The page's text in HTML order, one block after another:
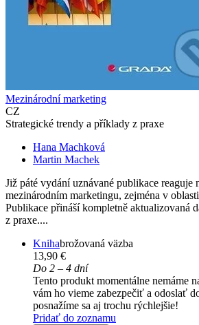
Mezinárodní marketing
CZ
Strategické trendy a příklady z praxe
Hana Machková
Martin Machek
Již páté vydání uznávané publikace
mezinárodním marketingu, zejména v
Publikace přináší kompletně aktualizovaná
z praxe....
Knihabrožovaná väzba
13,90 €
Do 2 – 4 dní
Tento produkt momentálne nemáme
vám ho vieme zabezpečiť a odoslať
posnažíme sa aj trochu rýchlejšie!
Pridať do zoznamu